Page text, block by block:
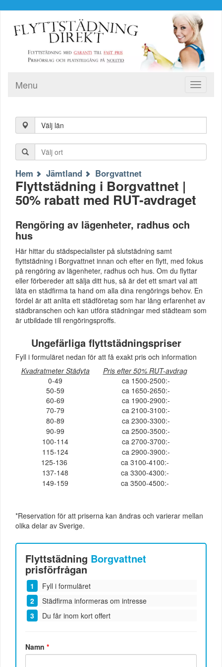
Toggle
Menu
Välj län
Hem Jämtland Borgvattnet
Flyttstädning i Borgvattnet |
50% rabatt med RUT-avdraget
Rengöring av lägenheter, radhus och
hus
Här hittar du städspecialister på slutstädning samt
flyttstädning i Borgvattnet innan och efter en flytt, med fokus
på rengöring av lägenheter, radhus och hus. Om du flyttar
eller förbereder att sälja ditt hus, så är det ett smart val att
låta en städfirma ta hand om alla dina rengörings behov. En
fördel är att anlita ett städföretag som har lång erfarenhet av
städbranschen och kan utföra städningar med städteam som
är utbildade till rengöringsproffs.
Ungefärliga flyttstädningspriser
Fyll i formuläret nedan för att få exakt pris och information
Kvadratmeter Städyta
Pris efter 50% RUT-avdrag
0-49
ca 1500-2500:-
50-59
ca 1650-2650:-
60-69
ca 1900-2900:-
70-79
ca 2100-3100:-
80-89
ca 2300-3300:-
90-99
ca 2500-3500:-
100-114
ca 2700-3700:-
115-124
ca 2900-3900:-
125-136
ca 3100-4100:-
137-148
ca 3300-4300:-
149-159
ca 3500-4500:-
*Reservation för att priserna kan ändras och varierar mellan
olika delar av Sverige.
Flyttstädning Borgvattnet
prisförfrågan
Fyll i formuläret
Städfirma informeras om intresse
Du får inom kort offert
Namn*